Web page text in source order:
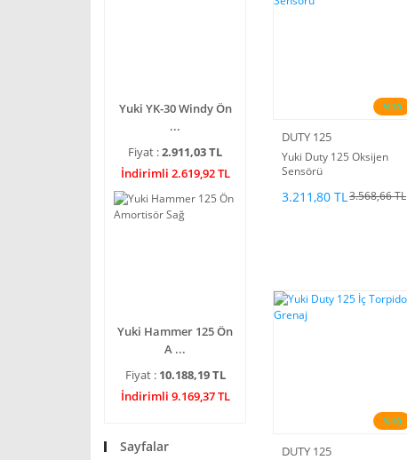
Yuki YK-30 Windy Ön
...
Fiyat :2.911,03 TL
İndirimli 2.619,92 TL
Yuki Hammer 125 Ön
A ...
Fiyat : 10.188,19 TL
İndirimli 9.169,37 TL
Sayfalar
%10
DUTY 125
Yuki Duty 125 Oksijen
Sensörü
3.211,80 TL 3.568,66 TL
%10
DUTY 125